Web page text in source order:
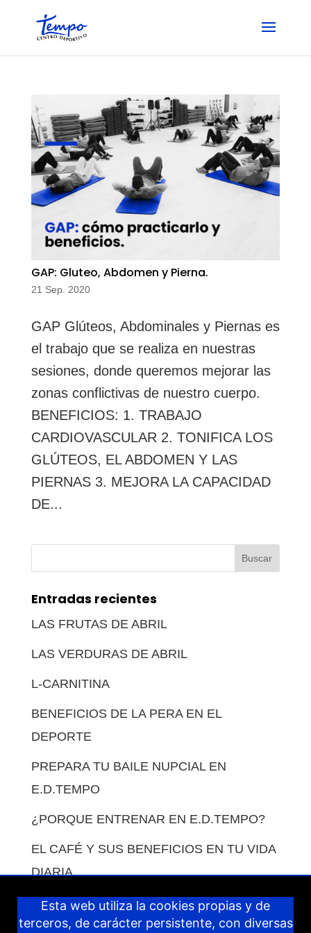
content
GAP: Gluteo, Abdomen y Pierna.
21 Sep. 2020
GAP Glúteos, Abdominales y Piernas es
el trabajo que se realiza en nuestras
sesiones, donde queremos mejorar las
zonas conflictivas de nuestro cuerpo.
BENEFICIOS: 1. TRABAJO
CARDIOVASCULAR 2. TONIFICA LOS
GLÚTEOS, EL ABDOMEN Y LAS
PIERNAS 3. MEJORA LA CAPACIDAD
DE...
Entradas recientes
LAS FRUTAS DE ABRIL
LAS VERDURAS DE ABRIL
L-CARNITINA
BENEFICIOS DE LA PERA EN EL
DEPORTE
PREPARA TU BAILE NUPCIAL EN
E.D.TEMPO
¿PORQUE ENTRENAR EN E.D.TEMPO?
EL CAFÉ Y SUS BENEFICIOS EN TU VIDA
DIARIA.
COMO COMPENSAR LAS COMIDAS EN
VACACIONES.
Esta web utiliza la cookies propias y de
terceros, de carácter persistente, con diversas